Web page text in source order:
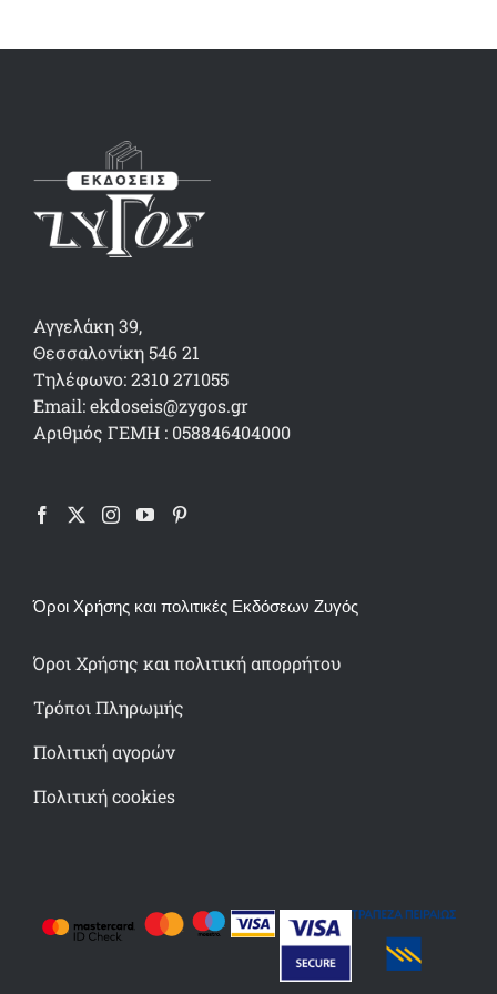
Αγγελάκη 39,
Θεσσαλονίκη 546 21
Τηλέφωνο: 2310 271055
Email: ekdoseis@zygos.gr
Αριθμός ΓΕΜΗ : 058846404000
Όροι Χρήσης και πολιτικές Εκδόσεων Ζυγός
Όροι Χρήσης και πολιτική απορρήτου
Τρόποι Πληρωμής
Πολιτική αγορών
Πολιτική cookies